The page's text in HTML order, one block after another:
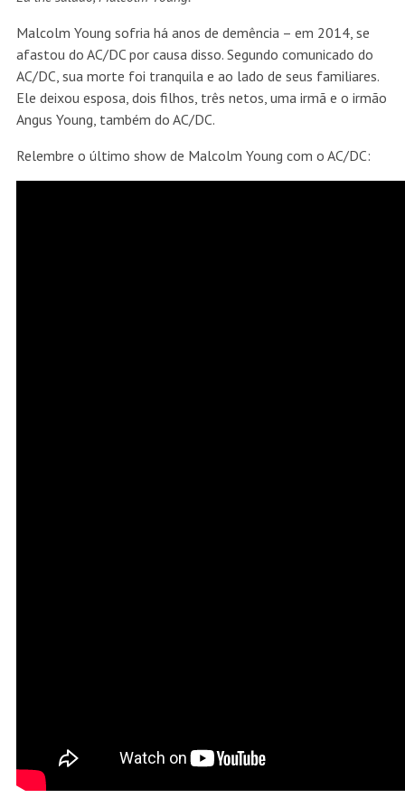
Malcolm Young sofria há anos de demência – em 2014, se
afastou do AC/DC por causa disso. Segundo comunicado do
AC/DC, sua morte foi tranquila e ao lado de seus familiares.
Ele deixou esposa, dois filhos, três netos, uma irmã e o irmão
Angus Young, também do AC/DC.
Relembre o último show de Malcolm Young com o AC/DC: